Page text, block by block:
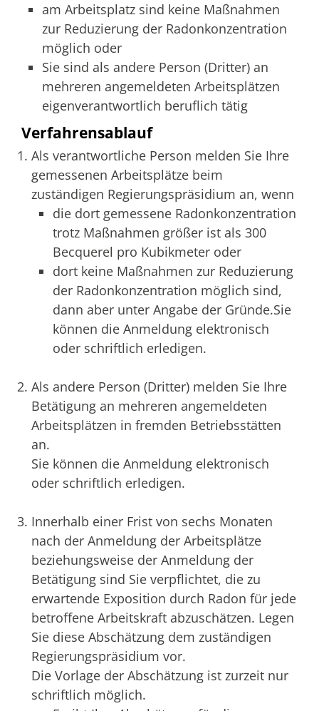
am Arbeitsplatz sind keine Maßnahmen
zur Reduzierung der Radonkonzentration
möglich oder
Sie sind als andere Person (Dritter) an
mehreren angemeldeten Arbeitsplätzen
eigenverantwortlich beruflich tätig
Verfahrensablauf
Als verantwortliche Person melden Sie Ihre
gemessenen Arbeitsplätze beim
zuständigen Regierungspräsidium an, wenn
die dort gemessene Radonkonzentration
trotz Maßnahmen größer ist als 300
Becquerel pro Kubikmeter oder
dort keine Maßnahmen zur Reduzierung
der Radonkonzentration möglich sind,
dann aber unter Angabe der Gründe.Sie
können die Anmeldung elektronisch
oder schriftlich erledigen.
Als andere Person (Dritter) melden Sie Ihre
Betätigung an mehreren angemeldeten
Arbeitsplätzen in fremden Betriebsstätten
an.
Sie können die Anmeldung elektronisch
oder schriftlich erledigen.
Innerhalb einer Frist von sechs Monaten
nach der Anmeldung der Arbeitsplätze
beziehungsweise der Anmeldung der
Betätigung sind Sie verpflichtet, die zu
erwartende Exposition durch Radon für jede
betroffene Arbeitskraft abzuschätzen. Legen
Sie diese Abschätzung dem zuständigen
Regierungspräsidium vor.
Die Vorlage der Abschätzung ist zurzeit nur
schriftlich möglich.